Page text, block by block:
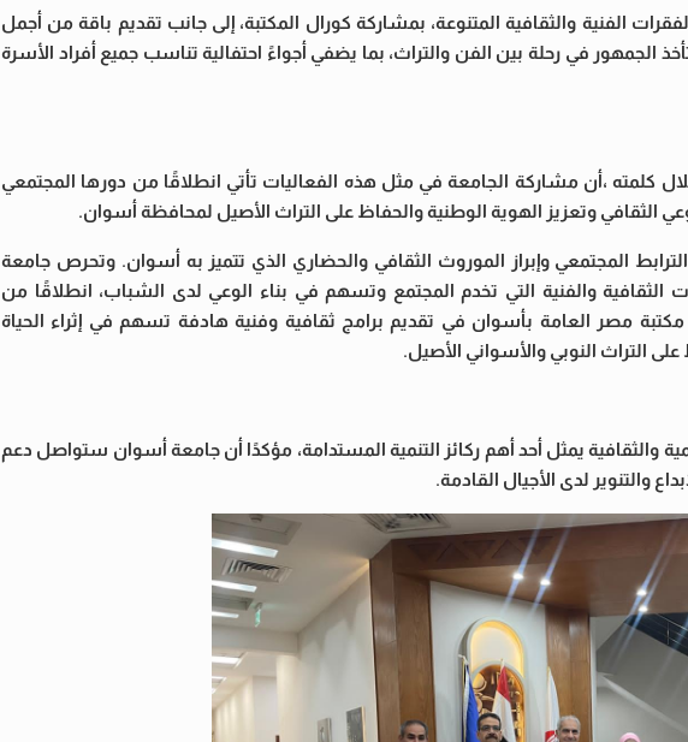
الفنية والثقافية المتنوعة، بمشاركة كورال المكتبة، إلى جانب تقديم باقة من أجمل
الجمهور في رحلة بين الفن والتراث، بما يضفي أجواءً احتفالية تناسب جميع أفراد الأسرة
،أن مشاركة الجامعة في مثل هذه الفعاليات تأتي انطلاقًا من دورها المجتمعي
وتعزيز الهوية الوطنية والحفاظ على التراث الأصيل لمحافظة أسوان.
المجتمعي وإبراز الموروث الثقافي والحضاري الذي تتميز به أسوان. وتحرص جامعة
الثقافية والفنية التي تخدم المجتمع وتسهم في بناء الوعي لدى الشباب، انطلاقًا من
مكتبة مصر العامة بأسوان في تقديم برامج ثقافية وفنية هادفة تسهم في إثراء الحياة
التراث النوبي والأسواني الأصيل.
والثقافية يمثل أحد أهم ركائز التنمية المستدامة، مؤكدًا أن جامعة أسوان ستواصل دعم
والتنوير لدى الأجيال القادمة.